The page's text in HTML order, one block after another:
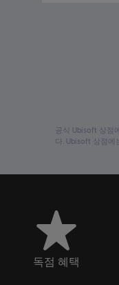
공식 Ubisoft 상점
다. Ubisoft 상점에
독점 혜택